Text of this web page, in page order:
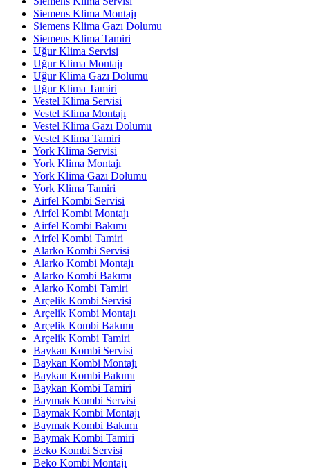
Siemens Klima Montajı
Siemens Klima Gazı Dolumu
Siemens Klima Tamiri
Uğur Klima Servisi
Uğur Klima Montajı
Uğur Klima Gazı Dolumu
Uğur Klima Tamiri
Vestel Klima Servisi
Vestel Klima Montajı
Vestel Klima Gazı Dolumu
Vestel Klima Tamiri
York Klima Servisi
York Klima Montajı
York Klima Gazı Dolumu
York Klima Tamiri
Airfel Kombi Servisi
Airfel Kombi Montajı
Airfel Kombi Bakımı
Airfel Kombi Tamiri
Alarko Kombi Servisi
Alarko Kombi Montajı
Alarko Kombi Bakımı
Alarko Kombi Tamiri
Arçelik Kombi Servisi
Arçelik Kombi Montajı
Arçelik Kombi Bakımı
Arçelik Kombi Tamiri
Baykan Kombi Servisi
Baykan Kombi Montajı
Baykan Kombi Bakımı
Baykan Kombi Tamiri
Baymak Kombi Servisi
Baymak Kombi Montajı
Baymak Kombi Bakımı
Baymak Kombi Tamiri
Beko Kombi Servisi
Beko Kombi Montajı